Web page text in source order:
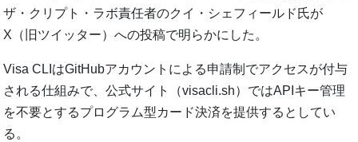
ザ・クリプト・ラボ責任者のクイ・シェフィールド氏が
X（旧ツイッター）への投稿で明らかにした。
Visa CLIはGitHubアカウントによる申請制でアクセスが付与
される仕組みで、公式サイト（visacli.sh）ではAPIキー管理
を不要とするプログラム型カード決済を提供するとしてい
る。